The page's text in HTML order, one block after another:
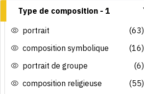
Type de composition - 1
portrait
(63)
composition symbolique
(16)
portrait de groupe
(6)
composition religieuse
(55)